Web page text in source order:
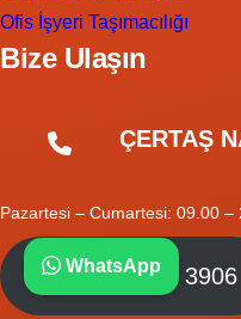
Ofis İşyeri Taşımacılığı
Bize Ulaşın
ÇERTAŞ
Pazartesi – Cumartesi: 09.00 –
Tel: 0532 620 3906
WhatsApp